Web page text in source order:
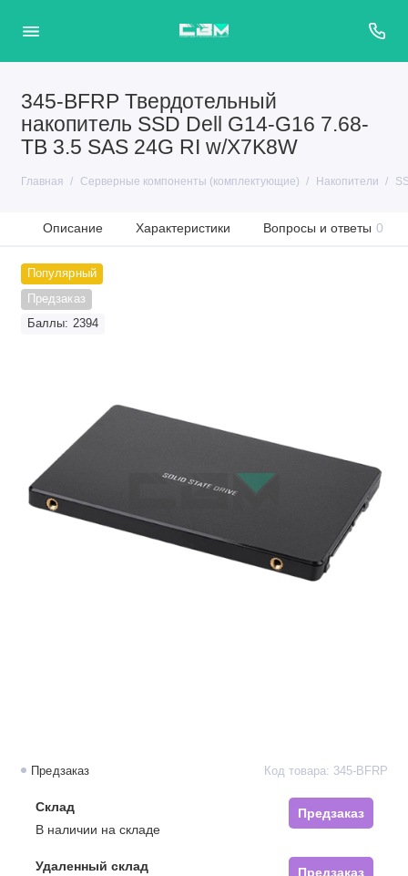
345-BFRP Твердотельный
накопитель SSD Dell G14-G16 7.68-
TB 3.5 SAS 24G RI w/X7K8W
Главная Серверные компоненты (комплектующие) Накопители
Описание Характеристики Вопросы и ответы 0
Популярный
Предзаказ
Баллы: 2394
Предзаказ Код товара: 345-BFRP
Склад
Предзаказ
В наличии на складе
Удаленный склад
Предзаказ